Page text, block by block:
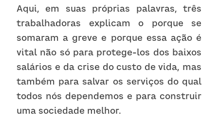
Aqui, em suas próprias palavras, três
trabalhadoras explicam o porque se
somaram a greve e porque essa ação é
vital não só para protege-los dos baixos
salários e da crise do custo de vida, mas
também para salvar os serviços do qual
todos nós dependemos e para construir
uma sociedade melhor.